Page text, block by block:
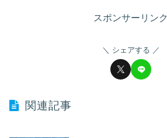
スポンサーリンク
シェアする
関連記事